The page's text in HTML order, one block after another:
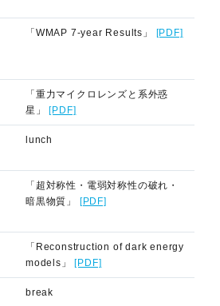
「WMAP 7-year Results」 [PDF]
「重力マイクロレンズと系外惑
星」 [PDF]
lunch
「超対称性・電弱対称性の破れ・
暗黒物質」 [PDF]
「Reconstruction of dark energy
models」 [PDF]
break